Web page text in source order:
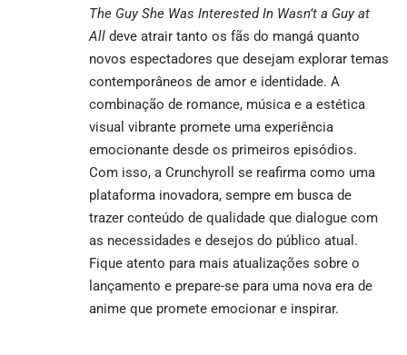
The Guy She Was Interested In Wasn’t a Guy at
All deve atrair tanto os fãs do mangá quanto
novos espectadores que desejam explorar temas
contemporâneos de amor e identidade. A
combinação de romance, música e a estética
visual vibrante promete uma experiência
emocionante desde os primeiros episódios.
Com isso, a Crunchyroll se reafirma como uma
plataforma inovadora, sempre em busca de
trazer conteúdo de qualidade que dialogue com
as necessidades e desejos do público atual.
Fique atento para mais atualizações sobre o
lançamento e prepare-se para uma nova era de
anime que promete emocionar e inspirar.